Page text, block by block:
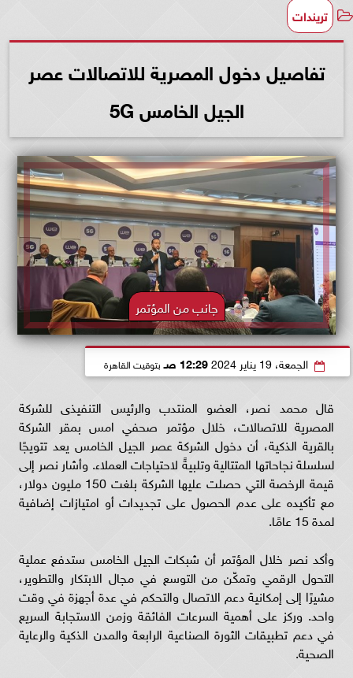
تريندات
تفاصيل دخول المصرية للاتصالات عصر
الجيل الخامس 5G
جانب من المؤتمر
الجمعة، 19 يناير 2024 12:29 صـ بتوقيت القاهرة
قال محمد نصر، العضو المنتدب والرئيس التنفيذى للشركة
المصرية للاتصالات، خلال مؤتمر صحفي امس بمقر الشركة
بالقرية الذكية، أن دخول الشركة عصر الجيل الخامس يعد تتويجًا
لسلسلة نجاحاتها المتتالية وتلبيةً لاحتياجات العملاء. وأشار نصر إلى
قيمة الرخصة التي حصلت عليها الشركة بلغت 150 مليون دولار،
مع تأكيده على عدم الحصول على تجديدات أو امتيازات إضافية
لمدة 15 عامًا.
وأكد نصر خلال المؤتمر أن شبكات الجيل الخامس ستدفع عملية
التحول الرقمي وتمكّن من التوسع في مجال الابتكار والتطوير،
مشيرًا إلى إمكانية دعم الاتصال والتحكم في عدة أجهزة في وقت
واحد. وركز على أهمية السرعات الفائقة وزمن الاستجابة السريع
في دعم تطبيقات الثورة الصناعية الرابعة والمدن الذكية والرعاية
الصحية.